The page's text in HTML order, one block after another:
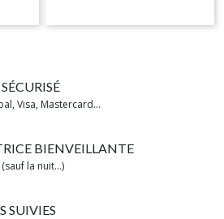
Visa, Mastercard...
BIENVEILLANTE
la nuit...)
SUIVIES